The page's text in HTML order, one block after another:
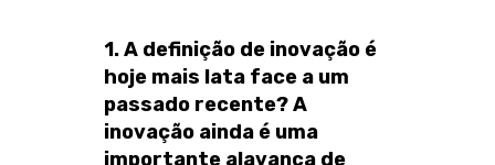
1. A definição de inovação é
hoje mais lata face a um
passado recente? A
inovação ainda é uma
importante alavanca de